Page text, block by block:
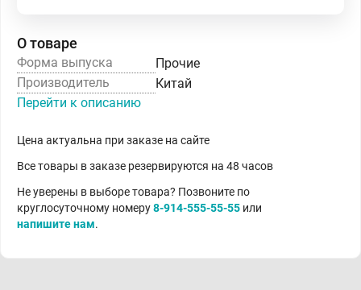
О товаре
Форма выпуска
Прочие
Производитель
Китай
Перейти к описанию
Цена актуальна при заказе на сайте
Все товары в заказе резервируются на 48 часов
Не уверены в выборе товара? Позвоните по
круглосуточному номеру8-914-555-55-55 или
напишите нам.